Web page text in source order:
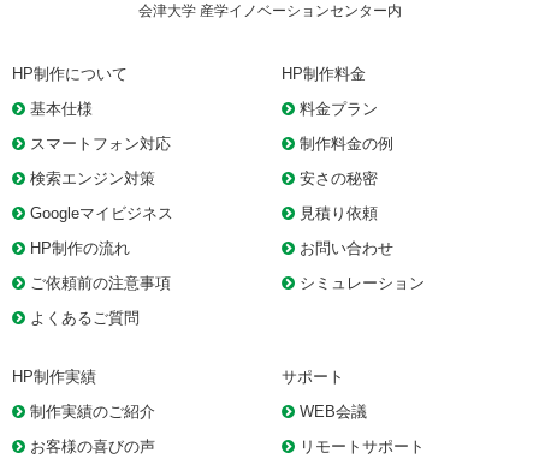
会津大学 産学イノベーションセンター内
HP制作について
基本仕様
スマートフォン対応
検索エンジン対策
Googleマイビジネス
HP制作の流れ
ご依頼前の注意事項
よくあるご質問
HP制作料金
料金プラン
制作料金の例
安さの秘密
見積り依頼
お問い合わせ
シミュレーション
HP制作実績
制作実績のご紹介
お客様の喜びの声
サポート
WEB会議
リモートサポート